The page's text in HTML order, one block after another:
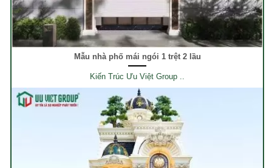
Mẫu nhà phố mái ngói 1 trệt 2 lầu
Kiến Trúc Ưu Việt Group ..